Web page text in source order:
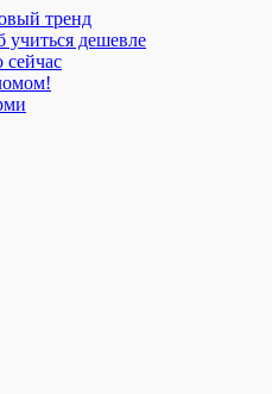
тренд
дешевле
сейчас